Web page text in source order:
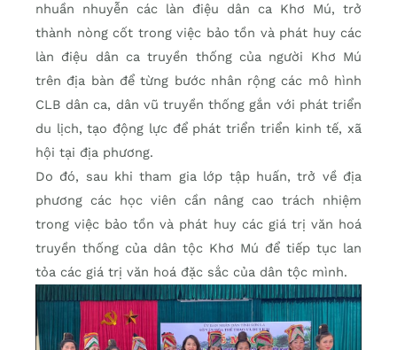
nhuần nhuyễn các làn điệu dân ca Khơ Mú, trở
thành nòng cốt trong việc bảo tồn và phát huy các
làn điệu dân ca truyền thống của người Khơ Mú
trên địa bàn để từng bước nhân rộng các mô hình
CLB dân ca, dân vũ truyền thống gắn với phát triển
du lịch, tạo động lực để phát triển triển kinh tế, xã
hội tại địa phương.
Do đó, sau khi tham gia lớp tập huấn, trở về địa
phương các học viên cần nâng cao trách nhiệm
trong việc bảo tồn và phát huy các giá trị văn hoá
truyền thống của dân tộc Khơ Mú để tiếp tục lan
tỏa các giá trị văn hoá đặc sắc của dân tộc mình.